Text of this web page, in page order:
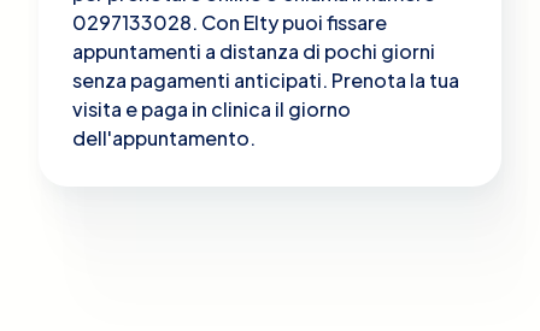
0297133028. Con Elty puoi fissare
appuntamenti a distanza di pochi giorni
senza pagamenti anticipati. Prenota la tua
visita e paga in clinica il giorno
dell'appuntamento.